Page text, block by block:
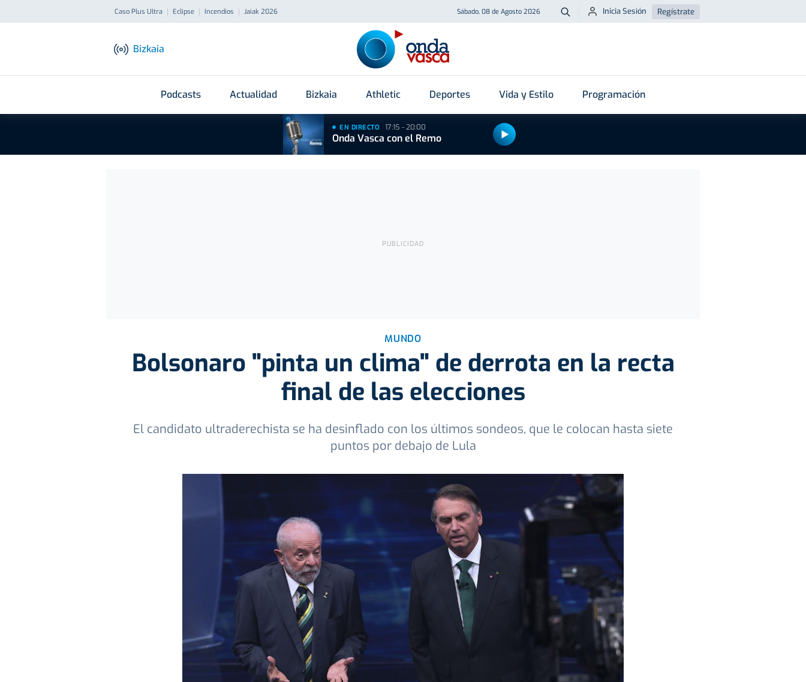
Caso Plus Ultra Eclipse Incendios Jaiak 2026 Sábado, 08 de Agosto 2026 Buscar
Inicia Sesión Regístrate
Bizkaia
Podcasts Actualidad Bizkaia Athletic Deportes Vida y Estilo Programación
EN DIRECTO 17:15 - 20:00
Onda Vasca con el Remo
MUNDO
Bolsonaro "pinta un clima" de derrota en la recta
final de las elecciones
El candidato ultraderechista se ha desinflado con los últimos sondeos, que le colocan hasta siete
puntos por debajo de Lula